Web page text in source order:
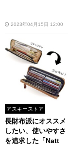
2023年04月15日 12:00
アスキーストア
長財布派にオススメ
したい、使いやすさ
を追求した「Natt